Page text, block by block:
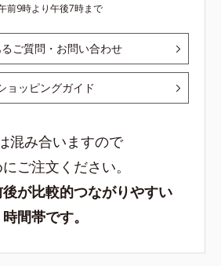
前9時より午後7時まで
ご質問・お問い合わせ
ョッピングガイド
混み合いますので
ご注文ください。
が比較的つながりやすい
時間帯です。